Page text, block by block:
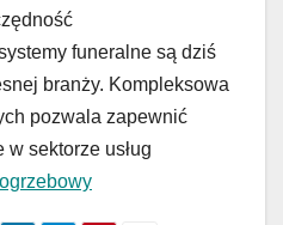
funeralne są dziś
branży. Kompleksowa
pozwala zapewnić
sektorze usług